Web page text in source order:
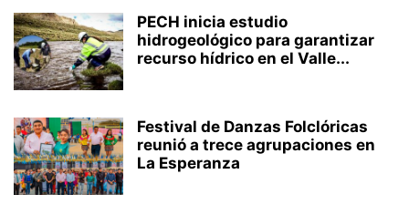
PECH inicia estudio
hidrogeológico para garantizar
recurso hídrico en el Valle...
Festival de Danzas Folclóricas
reunió a trece agrupaciones en
La Esperanza